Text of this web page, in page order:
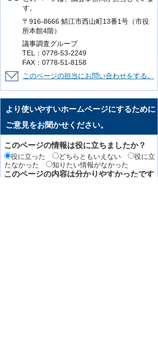
す。
〒916-8666 鯖江市西山町13番1号（市役
所本館4階）
議事調査グループ
TEL：0778-53-2249
FAX：0778-51-8158
このページの担当にお問い合わせをする。
より使いやすいホームページにするために
ご意見をお聞かせください。
このページの情報は役に立ちましたか？
役に立った どちらともいえない
役に立
たなかった
知りたい情報がなかった
このページの内容は分かりやすかったです